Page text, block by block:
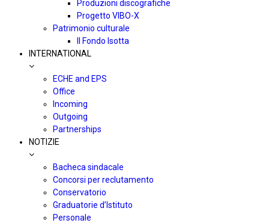
Produzioni discografiche
Progetto VIBO-X
Patrimonio culturale
Il Fondo Isotta
INTERNATIONAL
ECHE and EPS
Office
Incoming
Outgoing
Partnerships
NOTIZIE
Bacheca sindacale
Concorsi per reclutamento
Conservatorio
Graduatorie d’Istituto
Personale